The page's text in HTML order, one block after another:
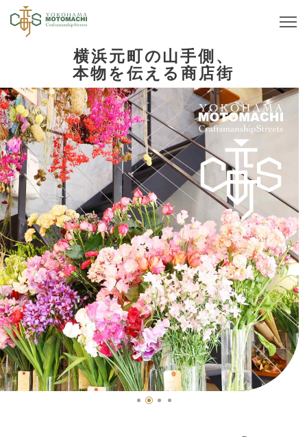
横浜元町の山手側、
本物を伝える商店街